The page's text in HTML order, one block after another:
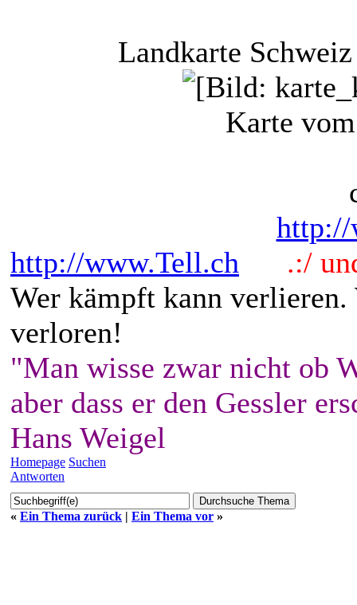
Landkarte
Karte
http://
http://www.Tell.ch
.:/
Wer kämpft kann
verloren!
"Man wisse zwar nicht ob
aber dass er den Gessler
Hans Weigel
Homepage Suchen
Antworten
« Ein Thema zurück | Ein Thema vor »